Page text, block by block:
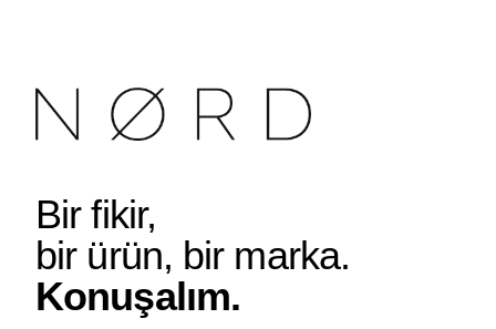
Bir fikir,
bir ürün, bir marka.
Konuşalım.